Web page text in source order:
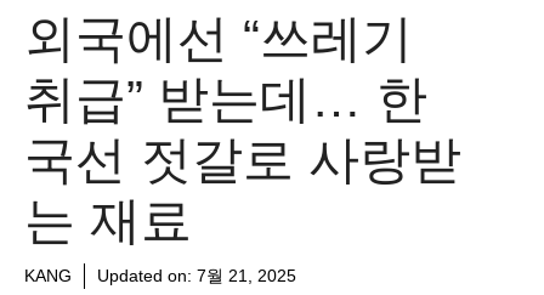
외국에선 “쓰레기
취급” 받는데… 한
국선 젓갈로 사랑받
는 재료
KANG Updated on: 7월 21, 2025